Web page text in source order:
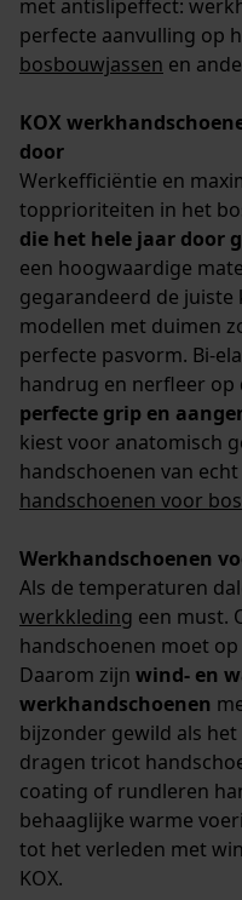
met antislipeffect:
perfecte aanvulling op
bosbouwjassen en
KOX
door
Werkefficiëntie en
topprioriteiten in het
die het hele jaar door
een hoogwaardige
gegarandeerd de juiste
modellen met duimen
perfecte pasvorm. Bi-
handrug en nerfleer op
perfecte grip en
kiest voor anatomisch
handschoenen van
handschoenen voor bos
Werkhandschoenen
Als de temperaturen
werkkleding een must.
handschoenen moet
Daarom zijn wind- en
werkhandschoenen
bijzonder gewild als
dragen tricot
coating of rundleren
behaaglijke warme
tot het verleden met
KOX.
Event